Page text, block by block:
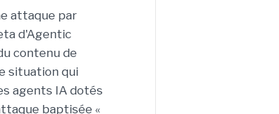
attaque par
d'Agentic
contenu de
situation qui
agents IA dotés
baptisée «